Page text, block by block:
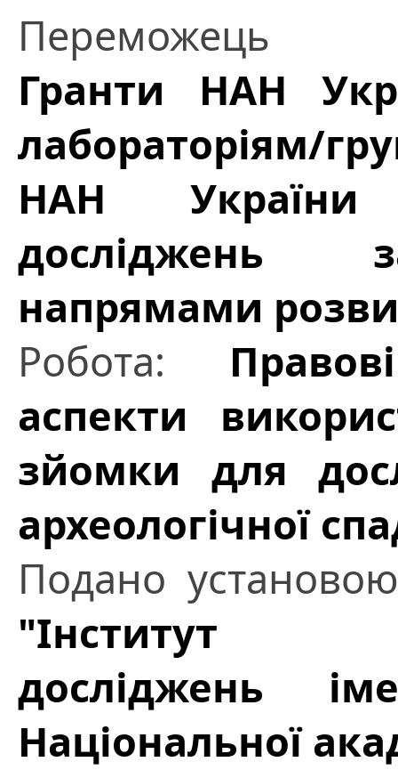
Переможець
Гранти НАН
лабораторіям/
НАН України
досліджень
напрямами
Робота:
аспекти
зйомки для
археологічної
Подано
"Інститут
досліджень
Національної